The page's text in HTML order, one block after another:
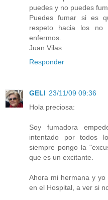
puedes y no puedes
Puedes fumar si es
respeto hacia los no
enfermos.
Juan Vilas
Responder
GELI 23/11/09 09:36
Hola preciosa:
Soy fumadora
intentado por todos
siempre pongo la
que es un excitante.
Ahora mi hermana y
en el Hospital, a ver si